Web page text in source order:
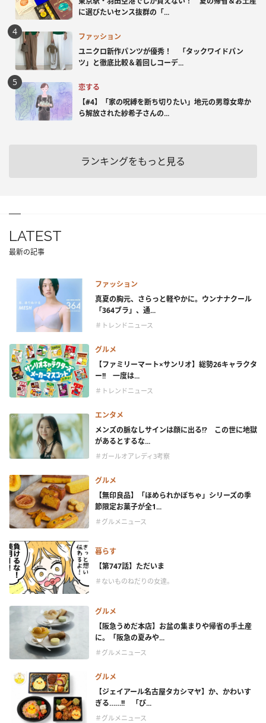
に選びたいセンス抜群の「...
ファッション
ユニクロ新作パンツが優秀！ 「タックワイドパン
ツ」と徹底比較＆着回しコーデ...
恋する
【#4】「家の呪縛を断ち切りたい」地元の男尊女卑か
ら解放された紗希子さんの...
ランキングをもっと見る
LATEST
最新の記事
ファッション
真夏の胸元、さらっと軽やかに。ウンナナクール
「364ブラ」、通...
＃トレンドニュース
グルメ
【ファミリーマート×サンリオ】総勢26キャラクタ
ー!! 一度は...
＃トレンドニュース
エンタメ
メンズの脈なしサインは顔に出る!? この世に地獄
があるとするな...
＃ガールオアレディ3考察
グルメ
【無印良品】「ほめられかぼちゃ」シリーズの季
節限定お菓子が全1...
＃グルメニュース
暮らす
【第747話】ただいま
＃ないものねだりの女達。
グルメ
【阪急うめだ本店】お盆の集まりや帰省の手土産
に。「阪急の夏みや...
＃グルメニュース
グルメ
【ジェイアール名古屋タカシマヤ】か、かわいす
ぎる……!! 「ぴ...
＃グルメニュース